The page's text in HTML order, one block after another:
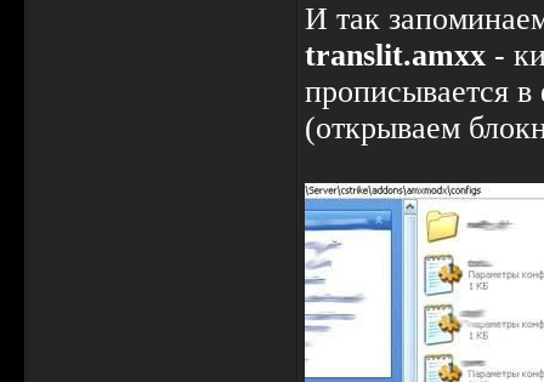
И так
translit.amxx -
прописывается
(открываем